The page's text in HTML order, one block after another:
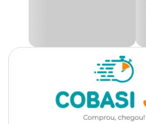
Viaje com o seu pet com segurança, na
bolsa de transporte
no site, app e nas lojas físicas, aproveite!
Medidas aproximadas